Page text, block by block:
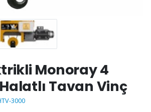
Monoray 4
Tavan Vinç
3000